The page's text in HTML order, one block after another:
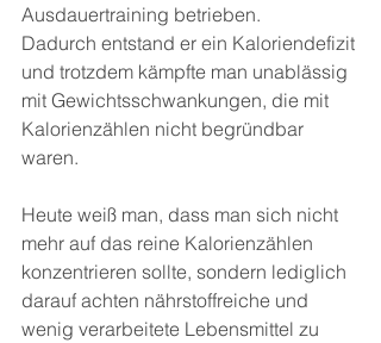
Ausdauertraining betrieben.
Dadurch entstand er ein Kaloriendefizit
und trotzdem kämpfte man unablässig
mit Gewichtsschwankungen, die mit
Kalorienzählen nicht begründbar
waren.
Heute weiß man, dass man sich nicht
mehr auf das reine Kalorienzählen
konzentrieren sollte, sondern lediglich
darauf achten nährstoffreiche und
wenig verarbeitete Lebensmittel zu